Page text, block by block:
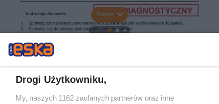
Rozwiń
Drogi Użytkowniku,
My, naszych 1162 zaufanych partnerów oraz inne